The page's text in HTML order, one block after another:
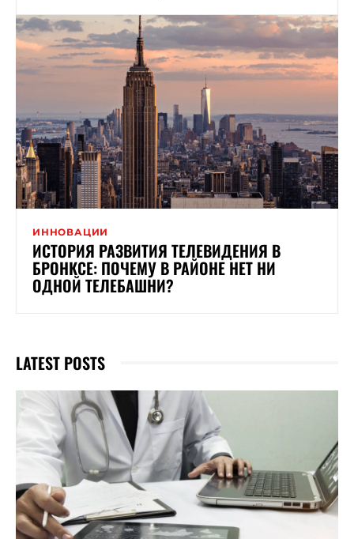
ИННОВАЦИИ
ИСТОРИЯ РАЗВИТИЯ ТЕЛЕВИДЕНИЯ В
БРОНКСЕ: ПОЧЕМУ В РАЙОНЕ НЕТ НИ
ОДНОЙ ТЕЛЕБАШНИ?
LATEST POSTS